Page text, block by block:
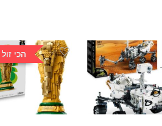
הכי